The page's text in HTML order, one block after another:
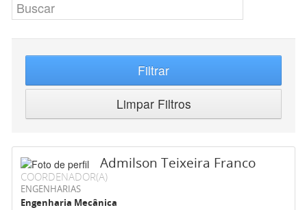
Filtrar
Limpar Filtros
Admilson Teixeira Franco
COORDENADOR(A)
ENGENHARIAS
Engenharia Mecânica